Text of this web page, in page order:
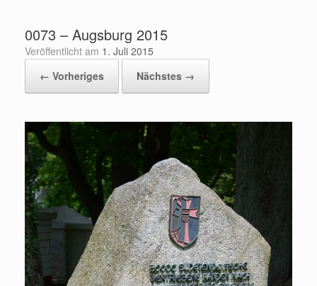
springen0073 – Augsburg 2015
Veröffentlicht am 1. Juli 2015
← Vorheriges
Nächstes →